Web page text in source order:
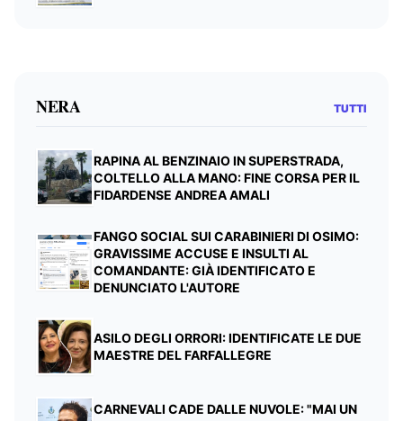
NERA TUTTI
RAPINA AL BENZINAIO IN SUPERSTRADA,
COLTELLO ALLA MANO: FINE CORSA PER IL
FIDARDENSE ANDREA AMALI
FANGO SOCIAL SUI CARABINIERI DI OSIMO:
GRAVISSIME ACCUSE E INSULTI AL
COMANDANTE: GIÀ IDENTIFICATO E
DENUNCIATO L'AUTORE
ASILO DEGLI ORRORI: IDENTIFICATE LE DUE
MAESTRE DEL FARFALLEGRE
CARNEVALI CADE DALLE NUVOLE: "MAI UN